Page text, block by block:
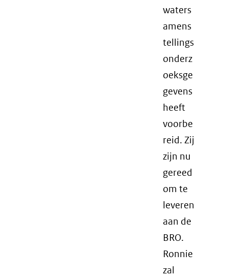
waters
amens
tellings
onderz
oeksge
gevens
heeft
voorbe
reid. Zij
zijn nu
gereed
om te
leveren
aan de
BRO.
Ronnie
zal